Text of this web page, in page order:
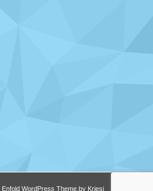
Enfold WordPress Theme by Kriesi